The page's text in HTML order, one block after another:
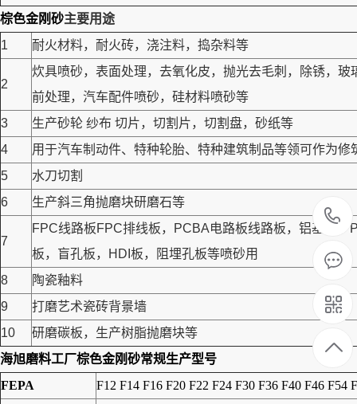
棕色金刚砂主要用途
1
耐火材料，耐火砖，浇注料，捣杂料等
2
炊具喷砂，表面处理，去氧化皮，抛光去毛刺，除锈，
前处理，汽车配件喷砂，硅材料喷砂等
3
生产砂轮 纱布 切片，切割片，切割盘，砂纸等
4
用于汽车制动件、特种轮胎、特种建筑制品等领可作为
5
水刀切割
6
生产斜三角抛磨块研磨石等
7
FPC线路板FPC排线板，PCBA电路板线路板，铝基板
板，盲孔板，HDI板，阻埋孔板等喷砂用
8
陶瓷釉料
9
打磨艺术瓷砖背景墙
10
研磨碳板，生产树脂抛磨块等
海旭磨料工厂棕色金刚砂常规生产型号
FEPA
F12 F14 F16 F20 F22 F24 F30 F36 F40 F46 F54